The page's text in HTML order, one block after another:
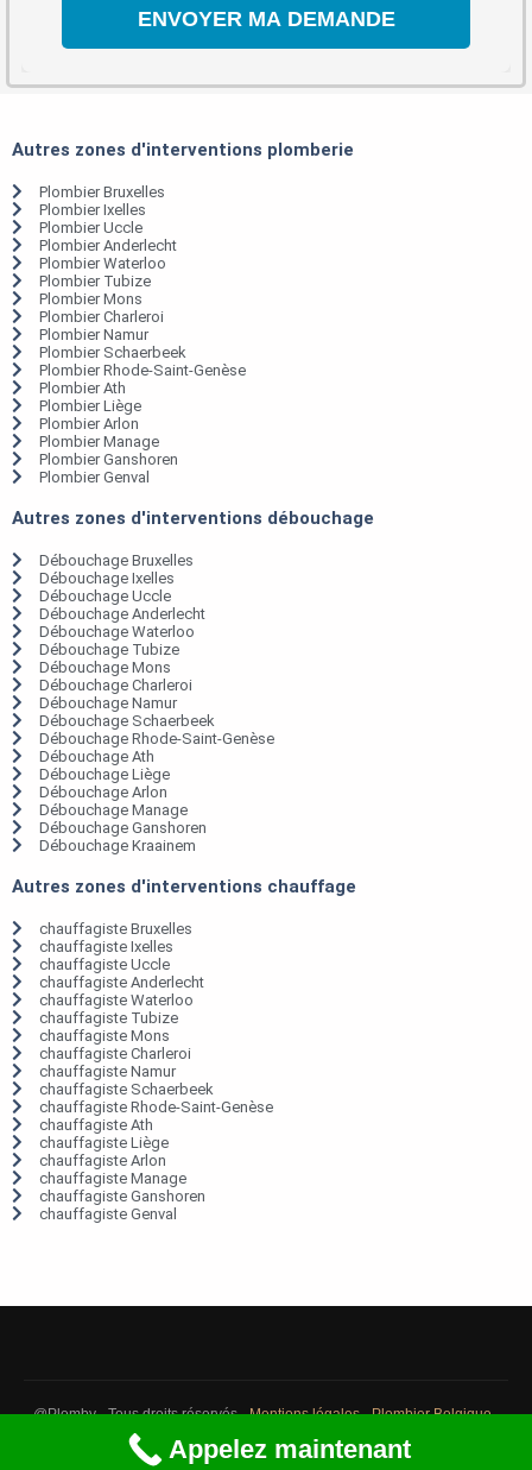
Autres zones d'interventions plomberie
Plombier Bruxelles
Plombier Ixelles
Plombier Uccle
Plombier Anderlecht
Plombier Waterloo
Plombier Tubize
Plombier Mons
Plombier Charleroi
Plombier Namur
Plombier Schaerbeek
Plombier Rhode-Saint-Genèse
Plombier Ath
Plombier Liège
Plombier Arlon
Plombier Manage
Plombier Ganshoren
Plombier Genval
Autres zones d'interventions débouchage
Débouchage Bruxelles
Débouchage Ixelles
Débouchage Uccle
Débouchage Anderlecht
Débouchage Waterloo
Débouchage Tubize
Débouchage Mons
Débouchage Charleroi
Débouchage Namur
Débouchage Schaerbeek
Débouchage Rhode-Saint-Genèse
Débouchage Ath
Débouchage Liège
Débouchage Arlon
Débouchage Manage
Débouchage Ganshoren
Débouchage Kraainem
Autres zones d'interventions chauffage
chauffagiste Bruxelles
chauffagiste Ixelles
chauffagiste Uccle
chauffagiste Anderlecht
chauffagiste Waterloo
chauffagiste Tubize
chauffagiste Mons
chauffagiste Charleroi
chauffagiste Namur
chauffagiste Schaerbeek
chauffagiste Rhode-Saint-Genèse
chauffagiste Ath
chauffagiste Liège
chauffagiste Arlon
chauffagiste Manage
chauffagiste Ganshoren
chauffagiste Genval
@Plomby - Tous droits réservés -Mentions légales-Plombier Belgique-
Débouchage Belgique
Appelez maintenant